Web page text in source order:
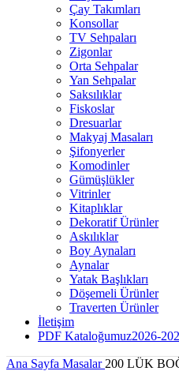
Çay Takımları
Konsollar
TV Sehpaları
Zigonlar
Orta Sehpalar
Yan Sehpalar
Saksılıklar
Fiskoslar
Dresuarlar
Makyaj Masaları
Şifonyerler
Komodinler
Gümüşlükler
Vitrinler
Kitaplıklar
Dekoratif Ürünler
Askılıklar
Boy Aynaları
Aynalar
Yatak Başlıkları
Döşemeli Ürünler
Traverten Ürünler
İletişim
PDF Kataloğumuz2026-
Ana Sayfa Masalar 200 LÜK